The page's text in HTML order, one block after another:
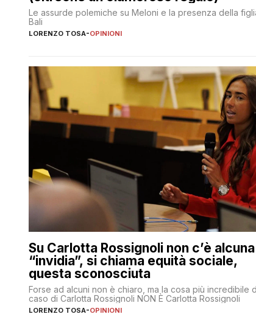
Le assurde polemiche su Meloni e la presenza della
Bali
LORENZO TOSA-OPINIONI
Su Carlotta Rossignoli non c’è alcuna
“invidia”, si chiama equità sociale,
questa sconosciuta
Forse ad alcuni non è chiaro, ma la cosa più incredibile
caso di Carlotta Rossignoli NON È Carlotta Rossignoli
LORENZO TOSA-OPINIONI